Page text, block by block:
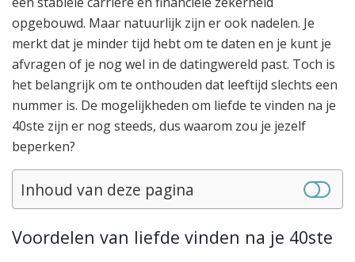
opgebouwd. Maar natuurlijk zijn er ook nadelen. Je
merkt dat je minder tijd hebt om te daten en je kunt je
afvragen of je nog wel in de datingwereld past. Toch is
het belangrijk om te onthouden dat leeftijd slechts een
nummer is. De mogelijkheden om liefde te vinden na je
40ste zijn er nog steeds, dus waarom zou je jezelf
beperken?
Inhoud van deze pagina
Voordelen van liefde vinden na je 40ste